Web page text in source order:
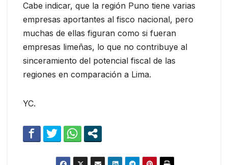
Cabe indicar, que la región Puno tiene varias
empresas aportantes al fisco nacional, pero
muchas de ellas figuran como si fueran
empresas limeñas, lo que no contribuye al
sinceramiento del potencial fiscal de las
regiones en comparación a Lima.
YC.